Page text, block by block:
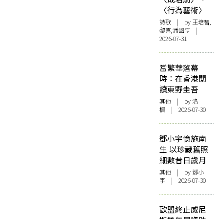
〈行為藝術〉
詩歌 | by 王培智,
黎喜,潘國亨 |
2026-07-31
當繁華落幕
時：在香港閱
讀東野圭吾
其他 | by洛
楓 | 2026-07-30
鄧小宇憶施南
生 以珍藏舊照
細數昔日歲月
其他 | by 鄧小
宇 | 2026-07-30
歐盟終止威尼